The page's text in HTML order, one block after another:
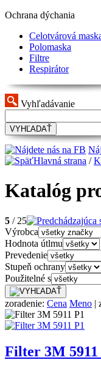
Ochrana dýchania
Celotvárová
Polomaska
Filtre
Respirátor
Vyhľadávanie
VYHĽADAŤ
Hlavná strana /
Katalóg
5 / 25
Výrobca
Hodnota útlmu
Prevedenie
Stupeň ochrany
Použitelné s
zoradenie: Cena Meno |
Filter 3M 5911